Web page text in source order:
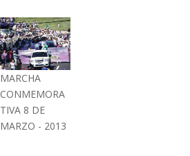
MARCHA
CONMEMORA
TIVA 8 DE
MARZO - 2013